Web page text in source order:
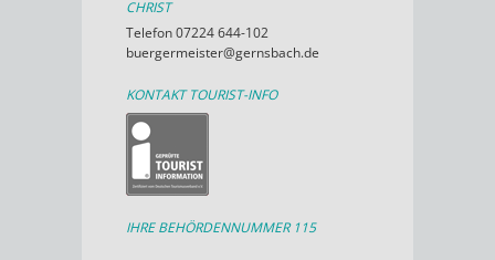
CHRIST
Telefon 07224 644-102
buergermeister@gernsbach.de
KONTAKT TOURIST-INFO
IHRE BEHÖRDENNUMMER 115